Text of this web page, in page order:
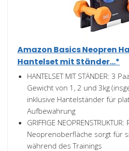
Amazon Basics Neopren
Hantelset mit Ständer...*
HANTELSET MIT STÄNDER: 3
Gewicht von 1, 2 und 3kg
inklusive Hantelständer für
Aufbewahrung
GRIFFIGE
Neoprenoberfläche sorgt für
während des Trainings